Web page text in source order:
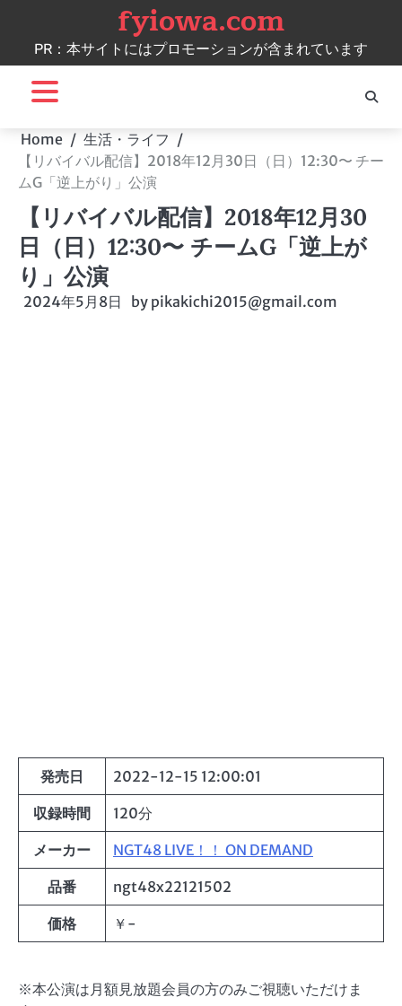
content
fyiowa.com
PR：本サイトにはプロモーションが含まれています
Home
生活・ライフ
【リバイバル配信】2018年12月30日（日）12:30〜 チー
ムG「逆上がり」公演
【リバイバル配信】2018年12月30
日（日）12:30〜 チームG「逆上が
り」公演
2024年5月8日 by pikakichi2015@gmail.com
発売日 2022-12-15 12:00:01
収録時間 120分
メーカー NGT48 LIVE！！ ON DEMAND
品番 ngt48x22121502
価格 ￥-
※本公演は月額見放題会員の方のみご視聴いただけま